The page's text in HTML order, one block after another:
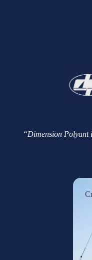
“Dimension Polyant